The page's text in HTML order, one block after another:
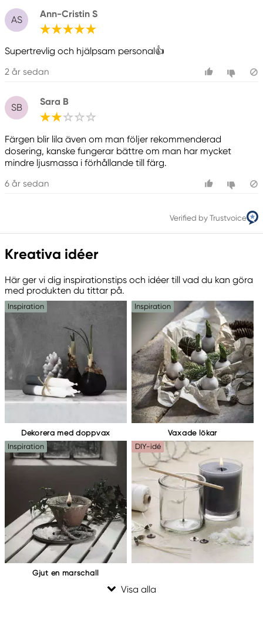
AS
Ann-Cristin S
Supertrevlig och hjälpsam personal👍
2 år sedan
SB
Sara B
Färgen blir lila även om man följer rekommenderad
dosering, kanske fungerar bättre om man har mycket
mindre ljusmassa i förhållande till färg.
6 år sedan
Verified by Trustvoice
Kreativa idéer
Här ger vi dig inspirationstips och idéer till vad du kan göra
med produkten du tittar på.
Inspiration
Dekorera med doppvax
Inspiration
Vaxade lökar
Inspiration
Gjut en marschall
DIY-idé